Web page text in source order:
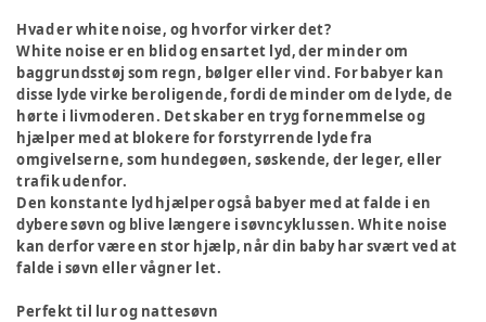
Hvad er white noise, og hvorfor virker det?
White noise er en blid og ensartet lyd, der minder om
baggrundsstøj som regn, bølger eller vind. For babyer kan
disse lyde virke beroligende, fordi de minder om de lyde, de
hørte i livmoderen. Det skaber en tryg fornemmelse og
hjælper med at blokere for forstyrrende lyde fra
omgivelserne, som hundegøen, søskende, der leger, eller
trafik udenfor.
Den konstante lyd hjælper også babyer med at falde i en
dybere søvn og blive længere i søvncyklussen. White noise
kan derfor være en stor hjælp, når din baby har svært ved at
falde i søvn eller vågner let.
Perfekt til lur og nattesøvn